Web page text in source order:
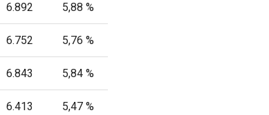
6.892 5,88 %
6.752 5,76 %
6.843 5,84 %
6.413 5,47 %